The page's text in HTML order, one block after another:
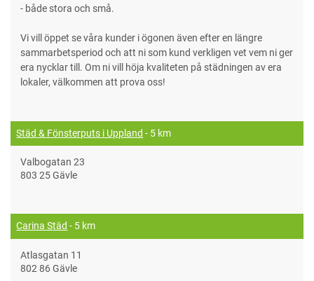
- både stora och små.
Vi vill öppet se våra kunder i ögonen även efter en längre
sammarbetsperiod och att ni som kund verkligen vet vem ni ger
era nycklar till. Om ni vill höja kvaliteten på städningen av era
lokaler, välkommen att prova oss!
Städ & Fönsterputs i Uppland - 5 km
Valbogatan 23
803 25 Gävle
Carina Städ - 5 km
Atlasgatan 11
802 86 Gävle